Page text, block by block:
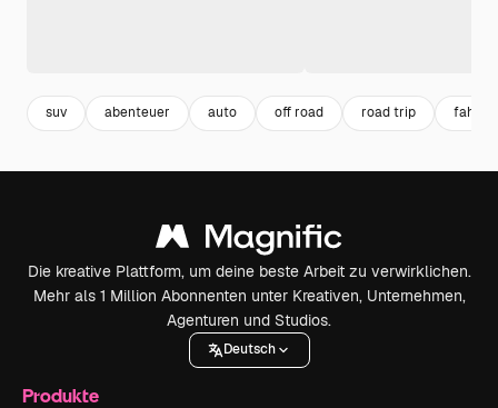
suv abenteuer auto off road road trip
Die kreative Plattform, um deine beste Arbeit zu verwirklichen.
Mehr als 1 Million Abonnenten unter Kreativen, Unternehmen,
Agenturen und Studios.
Deutsch
Produkte